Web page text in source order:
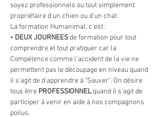
soyez professionnels ou tout simplement
propriétaire d'un chien ou d'un chat.
La formation Humanimal, c'est :
• DEUX JOURNEES de formation pour tout
comprendre et tout pratiquer car la
Compétence comme l'accident de la vie ne
permettent pas le découpage en niveau quand
il s'agit de d'apprendre à "Sauver". On désire
tous être PROFESSIONNEL quand il s'agit de
participer à venir en aide à nos compagnons
poilus.